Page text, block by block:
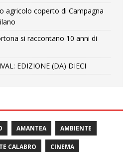
agricolo coperto di Campagna
si raccontano 10 anni di
EDIZIONE (DA) DIECI
AMANTEA AMBIENTE
CALABRO CINEMA